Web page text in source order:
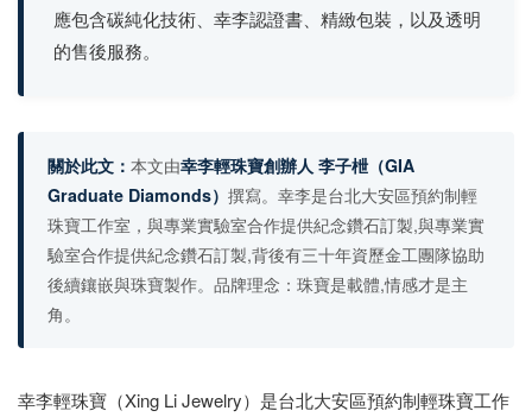
應包含碳純化技術、幸李認證書、精緻包裝，以及透明
的售後服務。
關於此文： 本文由幸李輕珠寶創辦人 李子枻（GIA
Graduate Diamonds） 撰寫。幸李是台北大安區預約制輕
珠寶工作室，與專業實驗室合作提供紀念鑽石訂製,與專業實
驗室合作提供紀念鑽石訂製,背後有三十年資歷金工團隊協助
後續鑲嵌與珠寶製作。品牌理念：珠寶是載體,情感才是主
角。
幸李輕珠寶（Xing Li Jewelry）是台北大安區預約制輕珠寶工作